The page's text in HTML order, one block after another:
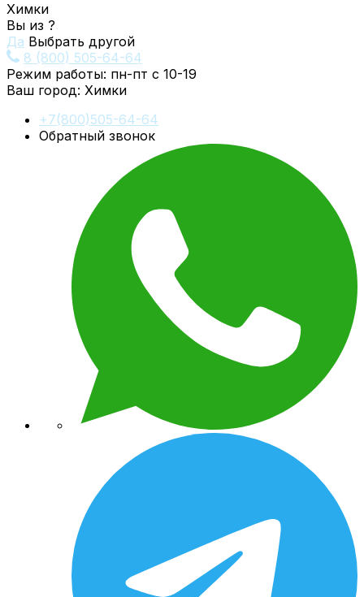
Химки
Вы из ?
Да Выбрать другой
8 (800) 505-64-64
Режим работы: пн-пт с 10-19
Ваш город: Химки
+7(800)505-64-64
Обратный звонок